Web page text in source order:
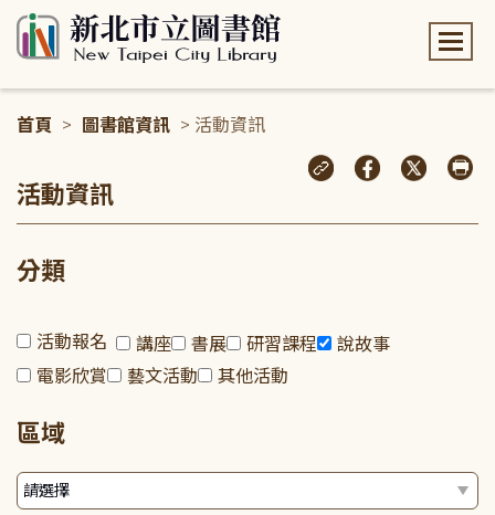
首頁 > 圖書館資訊 > 活動資訊
活動資訊
分類
活動報名 講座 書展 研習課程
說故事
電影欣賞
藝文活動 其他活動
區域